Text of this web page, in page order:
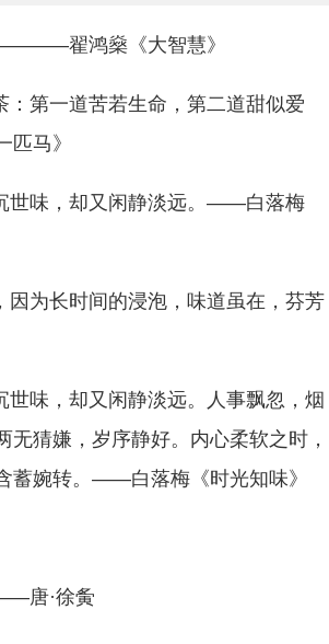
翟鸿燊《大智慧》
第一道苦若生命，第二道甜似爱
马》
世味，却又闲静淡远。——白落梅
为长时间的浸泡，味道虽在，芬芳
味，却又闲静淡远。人事飘忽，烟
猜嫌，岁序静好。内心柔软之时，
蓄婉转。——白落梅《时光知味》
唐·徐夤